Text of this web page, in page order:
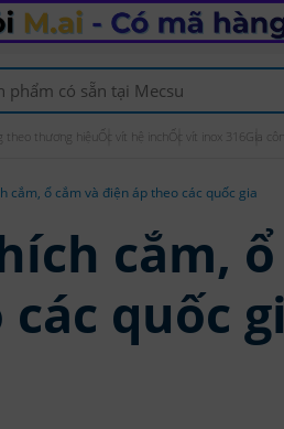
theo thương hiệu Ốc vít hệ inch Ốc vít inox 316 Gia
cắm, ổ cắm và điện áp theo các quốc gia
cắm,
quốc